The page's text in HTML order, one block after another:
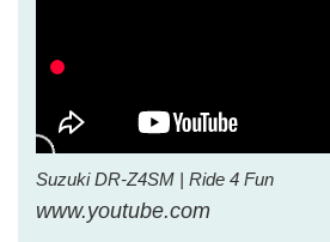
Suzuki DR-Z4SM | Ride 4 Fun
www.youtube.com